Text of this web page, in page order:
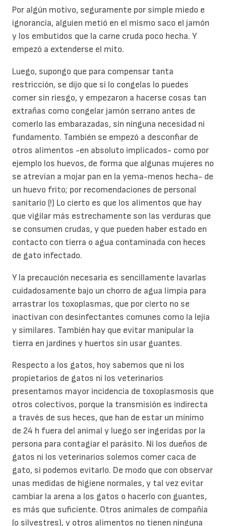
Por algún motivo, seguramente por simple miedo e
ignorancia, alguien metió en el mismo saco el jamón
y los embutidos que la carne cruda poco hecha. Y
empezó a extenderse el mito.
Luego, supongo que para compensar tanta
restricción, se dijo que si lo congelas lo puedes
comer sin riesgo, y empezaron a hacerse cosas tan
extrañas como congelar jamón serrano antes de
comerlo las embarazadas, sin ninguna necesidad ni
fundamento. También se empezó a desconfiar de
otros alimentos -en absoluto implicados- como por
ejemplo los huevos, de forma que algunas mujeres no
se atrevían a mojar pan en la yema-menos hecha- de
un huevo frito; por recomendaciones de personal
sanitario (!) Lo cierto es que los alimentos que hay
que vigilar más estrechamente son las verduras que
se consumen crudas, y que pueden haber estado en
contacto con tierra o agua contaminada con heces
de gato infectado.
Y la precaución necesaria es sencillamente lavarlas
cuidadosamente bajo un chorro de agua limpia para
arrastrar los toxoplasmas, que por cierto no se
inactivan con desinfectantes comunes como la lejía
y similares. También hay que evitar manipular la
tierra en jardines y huertos sin usar guantes.
Respecto a los gatos, hoy sabemos que ni los
propietarios de gatos ni los veterinarios
presentamos mayor incidencia de toxoplasmosis que
otros colectivos, porque la transmisión es indirecta
a través de sus heces, que han de estar un mínimo
de 24 h fuera del animal y luego ser ingeridas por la
persona para contagiar el parásito. Ni los dueños de
gatos ni los veterinarios solemos comer caca de
gato, si podemos evitarlo. De modo que con observar
unas medidas de higiene normales, y tal vez evitar
cambiar la arena a los gatos o hacerlo con guantes,
es más que suficiente. Otros animales de compañía
(o silvestres), y otros alimentos no tienen ninguna